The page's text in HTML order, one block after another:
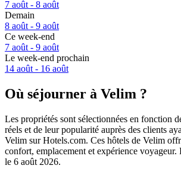
7 août - 8 août
Demain
8 août - 9 août
Ce week-end
7 août - 9 août
Le week-end prochain
14 août - 16 août
Où séjourner à Velim ?
Les propriétés sont sélectionnées en fonction
réels et de leur popularité auprès des clients
Velim sur Hotels.com. Ces hôtels de Velim
confort, emplacement et expérience voyageur.
le 6 août 2026.